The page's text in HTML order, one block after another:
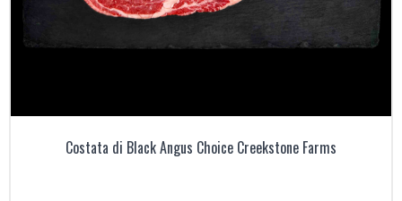
Costata di Black Angus Choice Creekstone Farms